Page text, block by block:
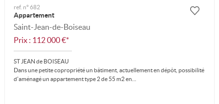
ref. n° 682
Appartement
Saint-Jean-de-Boiseau
Prix : 112 000 €*
ST JEAN de BOISEAU
Dans une petite copropriété un bâtiment, actuellement en dépôt, possibilité
d'aménagé un appartement type 2 de 55 m2 en...